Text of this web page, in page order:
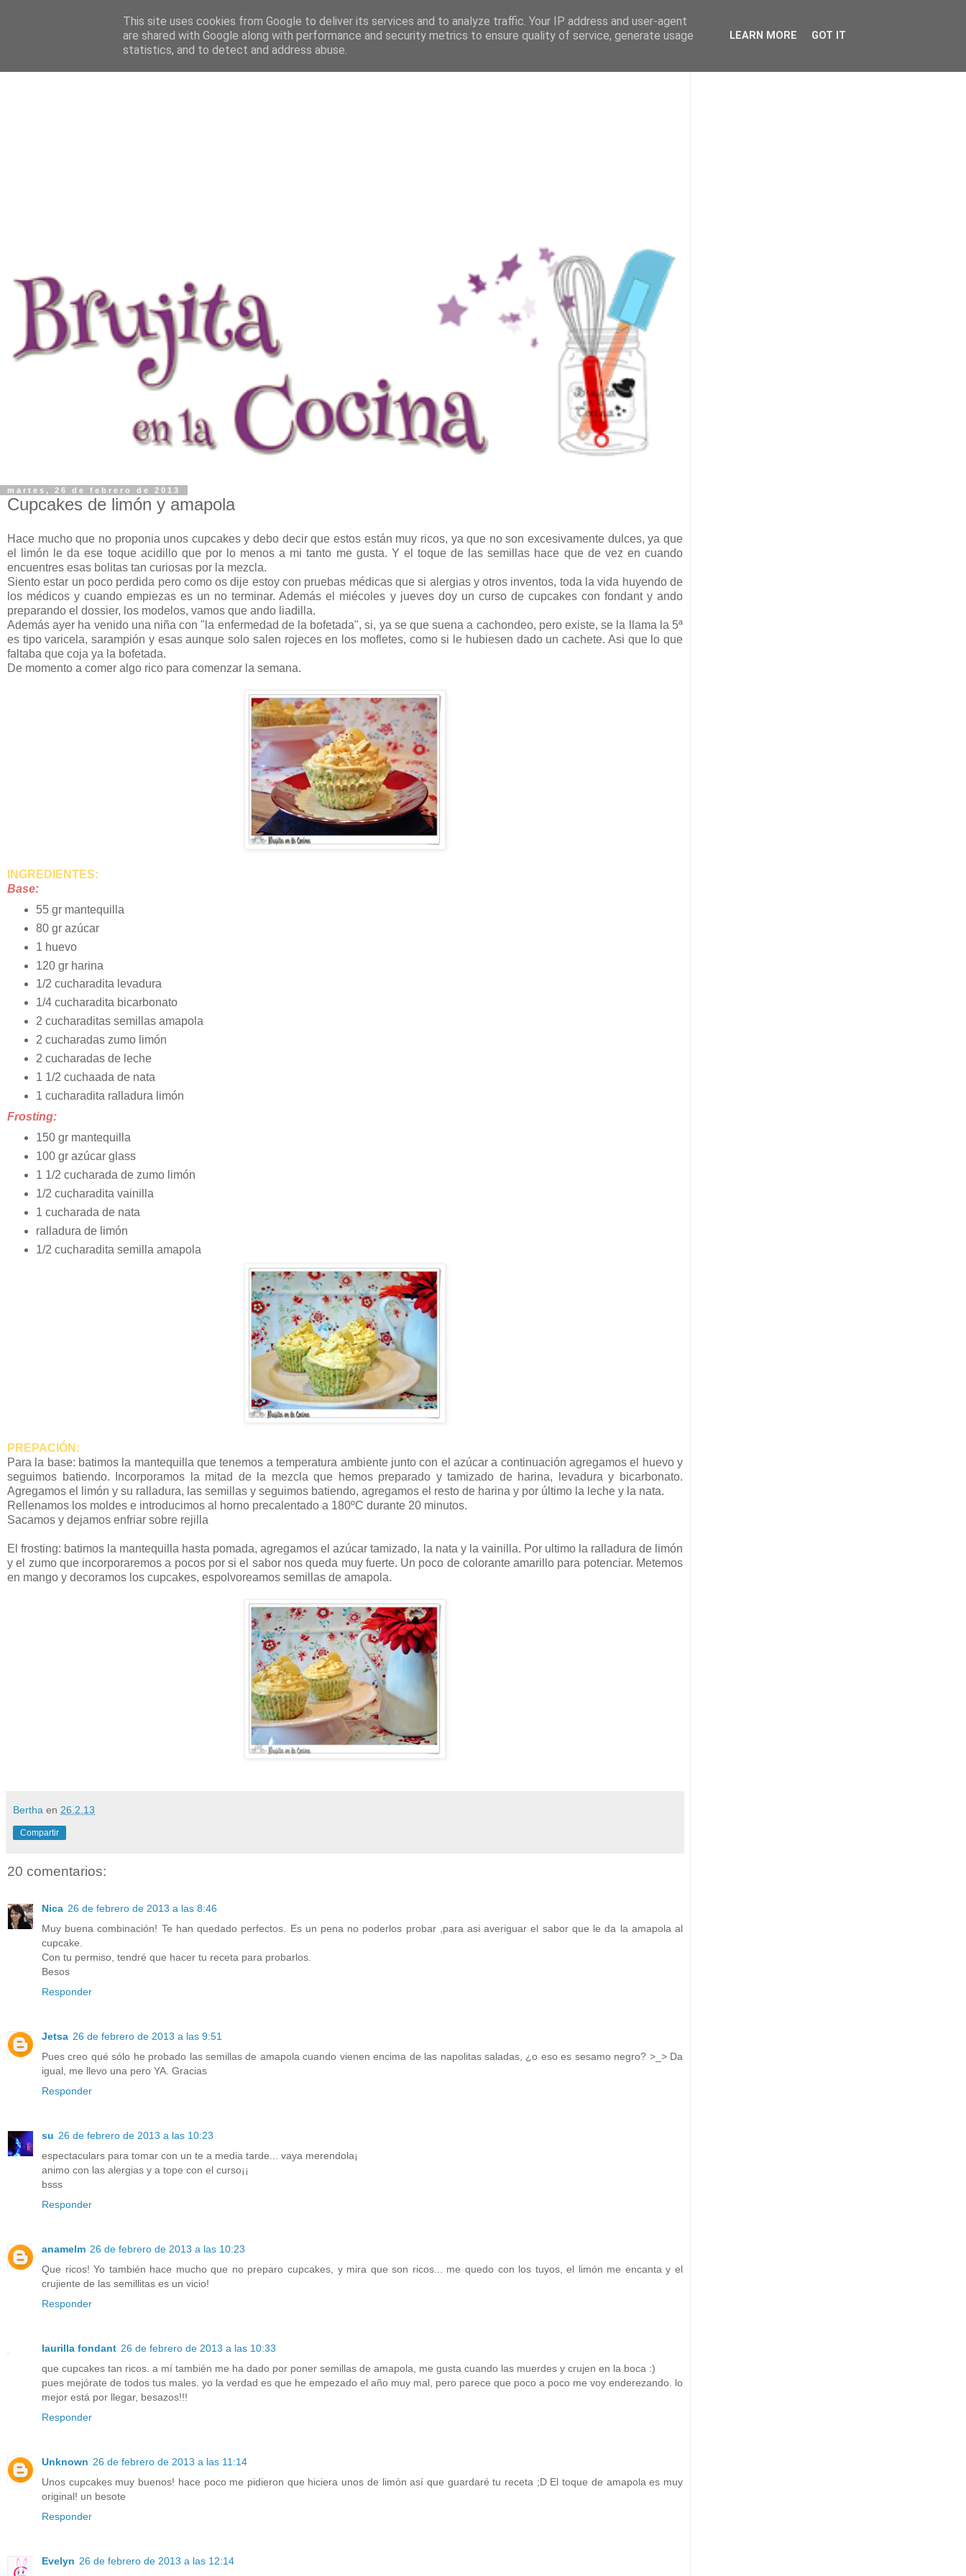
martes, 26 de febrero de 2013
Cupcakes de limón y amapola
Hace mucho que no proponia unos cupcakes y debo decir que estos están muy ricos, ya que no son excesivamente dulces, ya que
el limón le da ese toque acidillo que por lo menos a mi tanto me gusta. Y el toque de las semillas hace que de vez en cuando
encuentres esas bolitas tan curiosas por la mezcla.
Siento estar un poco perdida pero como os dije estoy con pruebas médicas que si alergias y otros inventos, toda la vida huyendo de
los médicos y cuando empiezas es un no terminar. Además el miécoles y jueves doy un curso de cupcakes con fondant y ando
preparando el dossier, los modelos, vamos que ando liadilla.
Además ayer ha venido una niña con "la enfermedad de la bofetada", si, ya se que suena a cachondeo, pero existe, se la llama la 5ª
es tipo varicela, sarampión y esas aunque solo salen rojeces en los mofletes, como si le hubiesen dado un cachete. Asi que lo que
faltaba que coja ya la bofetada.
De momento a comer algo rico para comenzar la semana.
INGREDIENTES:
Base:
55 gr mantequilla
80 gr azúcar
1 huevo
120 gr harina
1/2 cucharadita levadura
1/4 cucharadita bicarbonato
2 cucharaditas semillas amapola
2 cucharadas zumo limón
2 cucharadas de leche
1 1/2 cuchaada de nata
1 cucharadita ralladura limón
Frosting:
150 gr mantequilla
100 gr azúcar glass
1 1/2 cucharada de zumo limón
1/2 cucharadita vainilla
1 cucharada de nata
ralladura de limón
1/2 cucharadita semilla amapola
PREPACIÓN:
Para la base: batimos la mantequilla que tenemos a temperatura ambiente junto con el azúcar a continuación agregamos el huevo y
seguimos batiendo. Incorporamos la mitad de la mezcla que hemos preparado y tamizado de harina, levadura y bicarbonato.
Agregamos el limón y su ralladura, las semillas y seguimos batiendo, agregamos el resto de harina y por último la leche y la nata.
Rellenamos los moldes e introducimos al horno precalentado a 180ºC durante 20 minutos.
Sacamos y dejamos enfriar sobre rejilla
El frosting: batimos la mantequilla hasta pomada, agregamos el azúcar tamizado, la nata y la vainilla. Por ultimo la ralladura de limón
y el zumo que incorporaremos a pocos por si el sabor nos queda muy fuerte. Un poco de colorante amarillo para potenciar. Metemos
en mango y decoramos los cupcakes, espolvoreamos semillas de amapola.
Bertha en 26.2.13
Compartir
20 comentarios:
Nica 26 de febrero de 2013 a las 8:46
Muy buena combinación! Te han quedado perfectos. Es un pena no poderlos probar ,para asi averiguar el sabor que le da la amapola al
cupcake.
Con tu permiso, tendré que hacer tu receta para probarlos.
Besos
Responder
Jetsa 26 de febrero de 2013 a las 9:51
Pues creo qué sólo he probado las semillas de amapola cuando vienen encima de las napolitas saladas, ¿o eso es sesamo negro? >_> Da
igual, me llevo una pero YA. Gracias
Responder
su 26 de febrero de 2013 a las 10:23
espectaculars para tomar con un te a media tarde... vaya merendola¡
animo con las alergias y a tope con el curso¡¡
bsss
Responder
anamelm 26 de febrero de 2013 a las 10:23
Que ricos! Yo también hace mucho que no preparo cupcakes, y mira que son ricos... me quedo con los tuyos, el limón me encanta y el
crujiente de las semillitas es un vicio!
Responder
laurilla fondant 26 de febrero de 2013 a las 10:33
que cupcakes tan ricos. a mí también me ha dado por poner semillas de amapola, me gusta cuando las muerdes y crujen en la boca :)
pues mejórate de todos tus males. yo la verdad es que he empezado el año muy mal, pero parece que poco a poco me voy enderezando. lo
mejor está por llegar, besazos!!!
Responder
Unknown 26 de febrero de 2013 a las 11:14
Unos cupcakes muy buenos! hace poco me pidieron que hiciera unos de limón así que guardaré tu receta ;D El toque de amapola es muy
original! un besote
Responder
Evelyn 26 de febrero de 2013 a las 12:14
This site uses cookies from Google to deliver its services and to analyze traffic. Your IP address and user-agent
are shared with Google along with performance and security metrics to ensure quality of service, generate usage
statistics, and to detect and address abuse.
LEARN MORE GOT IT